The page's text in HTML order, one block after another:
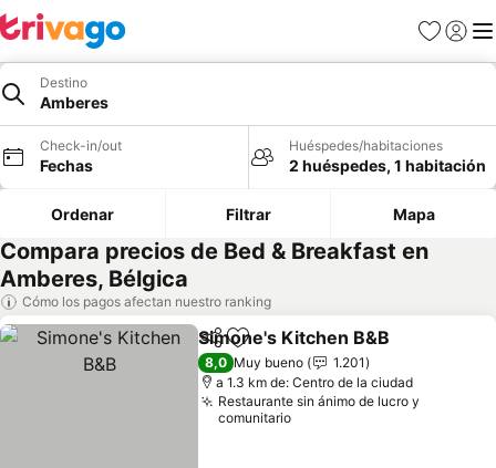
Favoritos
Iniciar
Destino
Amberes
Check-in/out
Fechas
Huéspedes/habitaciones
2 huéspedes, 1 habitación
Ordenar Filtrar Mapa
Compara precios de Bed & Breakfast en
Amberes, Bélgica
Cómo los pagos afectan nuestro ranking
CompartirAgregar a favoritos
Simone's Kitchen B&B
8,0 Muy bueno
1.201
a 1.3 km de: Centro de la ciudad
Restaurante sin ánimo de lucro y
comunitario